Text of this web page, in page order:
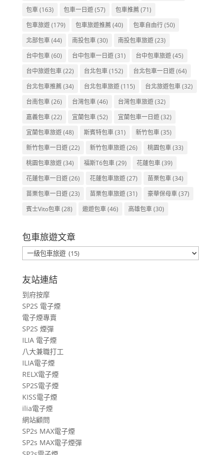
包車(163) 包車一日遊(57) 包車推薦(71)
包車旅遊(179) 包車旅遊推薦(40) 包車自由行(50)
北部包車(44) 南投包車(30) 南投包車旅遊(23)
台中包車(60) 台中包車一日遊(31) 台中包車旅遊(45)
台中旅遊包車(22) 台北包車(152) 台北包車一日遊(64)
台北包車推薦(34) 台北包車旅遊(115) 台北旅遊包車(32)
台南包車(26) 台灣包車(46) 台灣包車旅遊(32)
嘉義包車(22) 宜蘭包車(52) 宜蘭包車一日遊(32)
宜蘭包車旅遊(48) 斯賓特包車(31) 新竹包車(35)
新竹包車一日遊(22) 新竹包車旅遊(26) 桃園包車(33)
桃園包車旅遊(34) 福斯T6包車(29) 花蓮包車(39)
花蓮包車一日遊(26) 花蓮包車旅遊(27) 苗栗包車(34)
苗栗包車一日遊(23) 苗栗包車旅遊(31) 豪華保母車(37)
賓士Vito包車(28) 遨遊包車(46) 高雄包車(30)
包車旅遊文章
包
車
旅
遊
文
章
友站連結
到府按摩
SP2S 電子煙
電子煙專賣
SP2S 煙彈
ILIA 電子煙
八大兼職打工
ILIA電子煙
RELX電子煙
SP2S電子煙
KISS電子煙
ilia電子煙
網站顧問
SP2s MAX電子煙
SP2s MAX電子煙彈